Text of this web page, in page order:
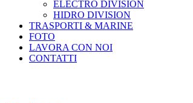
ELECTRO DIVISION
HIDRO DIVISION
TRASPORTI & MARINE
FOTO
LAVORA CON NOI
CONTATTI